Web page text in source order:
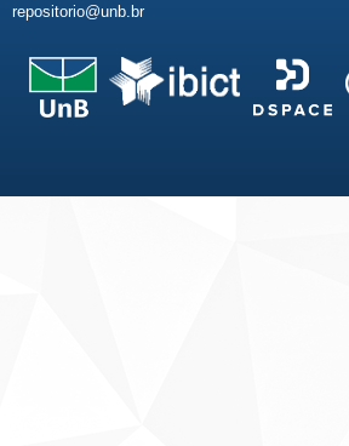
repositorio@unb.br